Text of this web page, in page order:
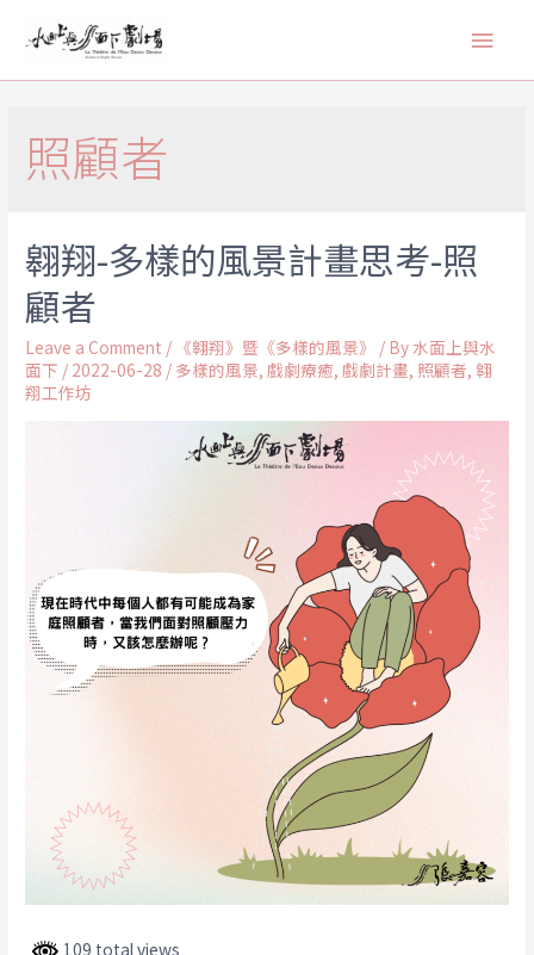
照顧者
翱翔-多樣的風景計畫思考-照
顧者
Leave a Comment / 《翱翔》暨《多樣的風景》 / By 水面上與水
面下 / 2022-06-28 / 多樣的風景,戲劇療癒,戲劇計畫, 照顧者, 翱
翔工作坊
109 total views